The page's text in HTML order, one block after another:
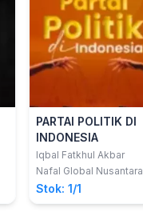
PARTAI POLITIK DI
INDONESIA
Iqbal Fatkhul Akbar
Nafal Global Nusantara
Stok: 1/1